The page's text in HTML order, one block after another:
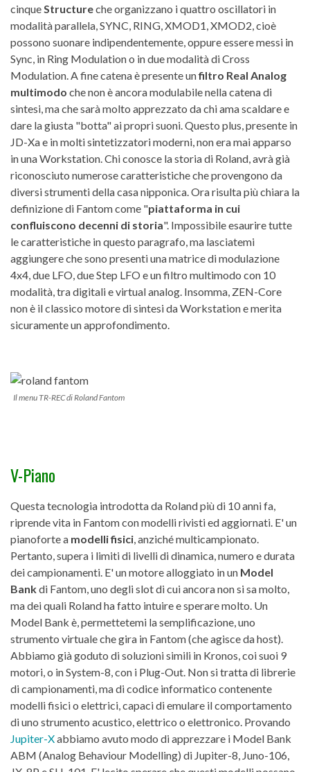
cinqueStructureche organizzano i quattro oscillatori in
modalità parallela, SYNC, RING, XMOD1, XMOD2, cioè
possono suonare indipendentemente, oppure essere messi in
Sync, in Ring Modulation o in due modalità di Cross
Modulation. A fine catena è presente unfiltro Real Analog
multimodo che non è ancora modulabile nella catena di
sintesi, ma che sarà molto apprezzato da chi ama scaldare e
dare la giusta "botta" ai propri suoni. Questo plus, presente in
JD-Xa e in molti sintetizzatori moderni, non era mai apparso
in una Workstation. Chi conosce la storia di Roland, avrà già
riconosciuto numerose caratteristiche che provengono da
diversi strumenti della casa nipponica. Ora risulta più chiara la
definizione di Fantom come "piattaforma in cui
confluiscono decenni di storia". Impossibile esaurire tutte
le caratteristiche in questo paragrafo, ma lasciatemi
aggiungere che sono presenti una matrice di modulazione
4x4, due LFO, due Step LFO e un filtro multimodo con 10
modalità, tra digitali e virtual analog. Insomma, ZEN-Core
non è il classico motore di sintesi da Workstation e merita
sicuramente un approfondimento.
Il menu TR-REC di Roland Fantom
V-Piano
Questa tecnologia introdotta da Roland più di 10 anni fa,
riprende vita in Fantom con modelli rivisti ed aggiornati. E' un
pianoforte a modelli fisici, anziché multicampionato.
Pertanto, supera i limiti di livelli di dinamica, numero e durata
dei campionamenti. E' un motore alloggiato in un Model
Bankdi Fantom, uno degli slot di cui ancora non si sa molto,
ma dei quali Roland ha fatto intuire e sperare molto. Un
Model Bank è, permettetemi la semplificazione, uno
strumento virtuale che gira in Fantom (che agisce da host).
Abbiamo già goduto di soluzioni simili in Kronos, coi suoi 9
motori, o in System-8, con i Plug-Out. Non si tratta di librerie
di campionamenti, ma di codice informatico contenente
modelli fisici o elettrici, capaci di emulare il comportamento
di uno strumento acustico, elettrico o elettronico. Provando
Jupiter-Xabbiamo avuto modo di apprezzare i Model Bank
ABM (Analog Behaviour Modelling) di Jupiter-8, Juno-106,